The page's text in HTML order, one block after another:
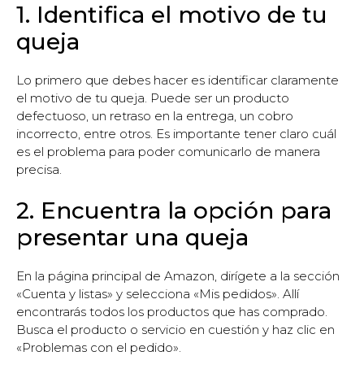
1. Identifica el motivo de tu
queja
Lo primero que debes hacer es identificar claramente
el motivo de tu queja. Puede ser un producto
defectuoso, un retraso en la entrega, un cobro
incorrecto, entre otros. Es importante tener claro cuál
es el problema para poder comunicarlo de manera
precisa.
2. Encuentra la opción para
presentar una queja
En la página principal de Amazon, dirígete a la sección
«Cuenta y listas» y selecciona «Mis pedidos». Allí
encontrarás todos los productos que has comprado.
Busca el producto o servicio en cuestión y haz clic en
«Problemas con el pedido».